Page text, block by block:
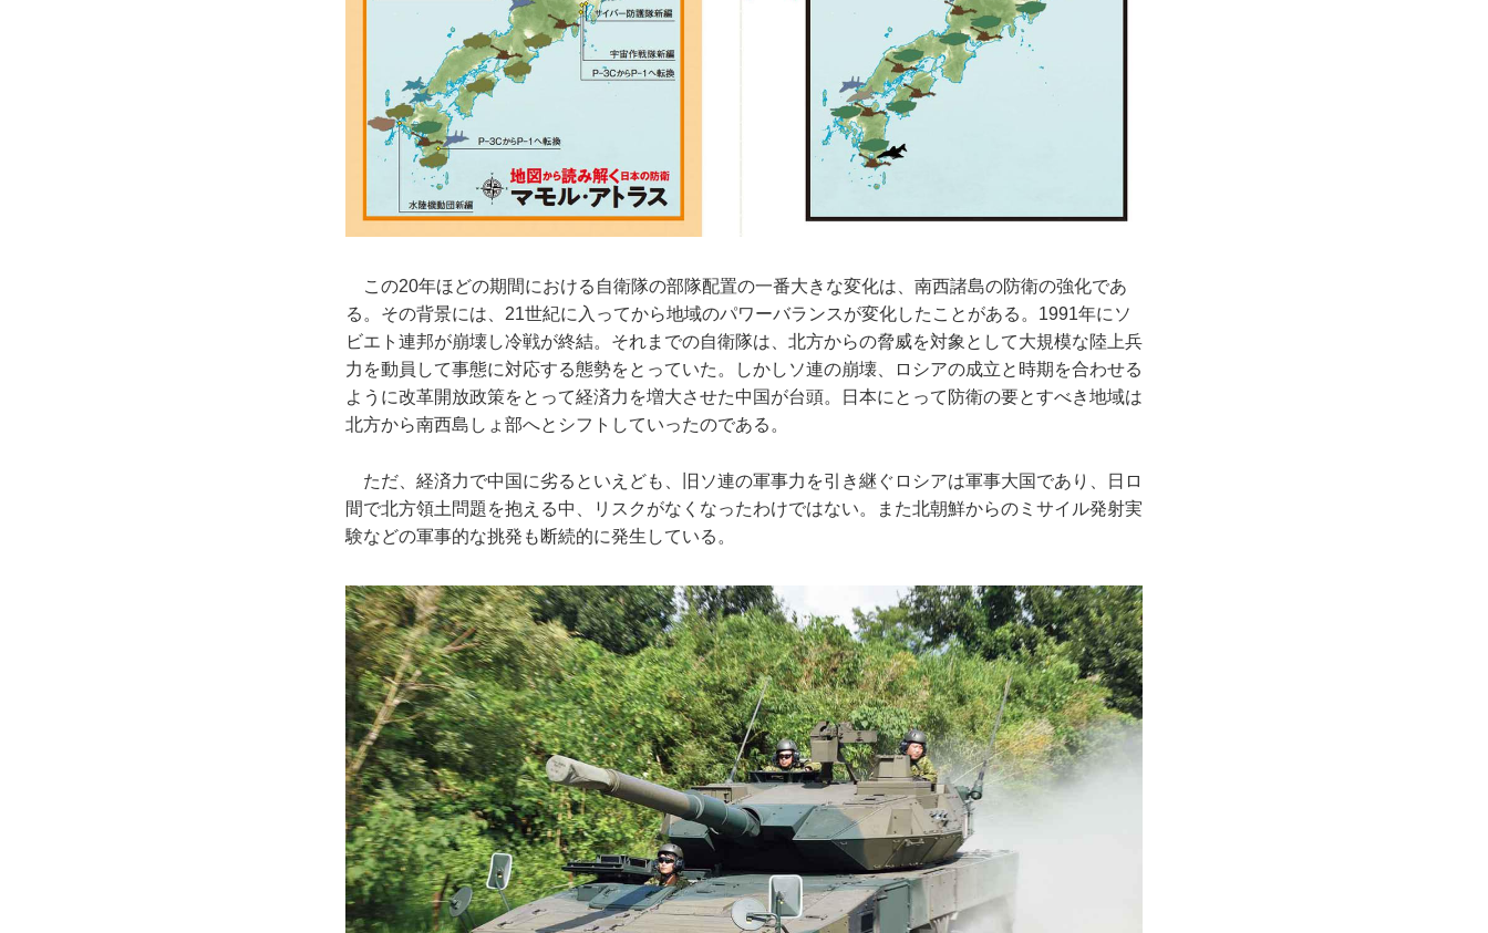
この20年ほどの期間における自衛隊の部隊配置の一番大きな変化は、南西諸島の防衛の強化であ
る。その背景には、21世紀に入ってから地域のパワーバランスが変化したことがある。1991年にソ
ビエト連邦が崩壊し冷戦が終結。それまでの自衛隊は、北方からの脅威を対象として大規模な陸上兵
力を動員して事態に対応する態勢をとっていた。しかしソ連の崩壊、ロシアの成立と時期を合わせる
ように改革開放政策をとって経済力を増大させた中国が台頭。日本にとって防衛の要とすべき地域は
北方から南西島しょ部へとシフトしていったのである。
ただ、経済力で中国に劣るといえども、旧ソ連の軍事力を引き継ぐロシアは軍事大国であり、日ロ
間で北方領土問題を抱える中、リスクがなくなったわけではない。また北朝鮮からのミサイル発射実
験などの軍事的な挑発も断続的に発生している。